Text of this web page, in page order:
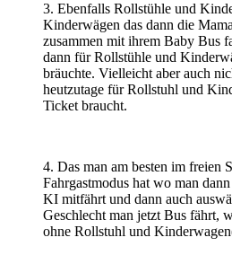
3. Ebenfalls Rollstühle und
Kinderwägen das dann die
zusammen mit ihrem Baby Bus
dann für Rollstühle und
bräuchte. Vielleicht aber auch
heutzutage für Rollstuhl und
Ticket braucht.
4. Das man am besten im freien
Fahrgastmodus hat wo man
KI mitfährt und dann auch
Geschlecht man jetzt Bus fährt,
ohne Rollstuhl und